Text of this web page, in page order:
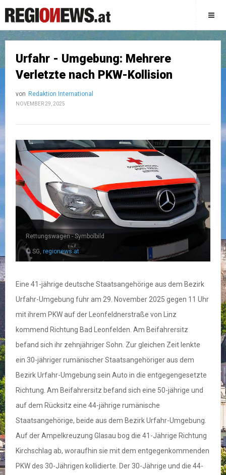
Urfahr - Umgebung: Mehrere
Verletzte nach PKW-Kollision
von Redaktion International
NOVEMBER 29, 2025
Rettungswagen - Symbolbild
© SG, regionews.at
Eine 41-jährige deutsche Staatsangehörige aus dem Bezirk
Urfahr-Umgebung fuhr am 29. November 2025 gegen 11 Uhr
mit ihrem PKW auf der Leonfeldnerstraße von Linz
kommend Richtung Bad Leonfelden. Am Beifahrersitz
befand sich ihr zehnjähriger Sohn. Zur gleichen Zeit lenkte
ein 30-jähriger rumänischer Staatsangehöriger aus dem
Bezirk Urfahr-Umgebung sein Auto in die entgegengesetzte
Richtung. Am Beifahrersitz befand sich eine 50-jährige und
auf dem Rücksitz eine 44-jährige rumänische
Staatsangehörige, beide aus dem Bezirk Urfahr-Umgebung.
Auf der Ampelkreuzung Glasau bog die 41-Jährige Richtung
Kirchschlag ab, woraufhin sie mit dem entgegenkommenden
PKW des 30-Jährigen kollidierte. Der 30-Jährige und die 44-